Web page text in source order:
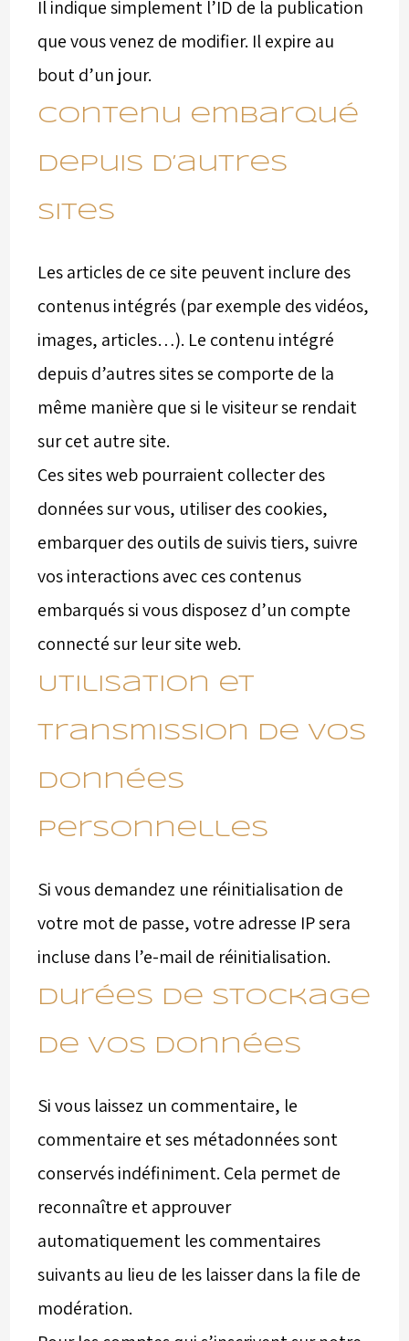
Il indique simplement l’ID de la publication
que vous venez de modifier. Il expire au
bout d’un jour.
Contenu embarqué
depuis d’autres
sites
Les articles de ce site peuvent inclure des
contenus intégrés (par exemple des vidéos,
images, articles…). Le contenu intégré
depuis d’autres sites se comporte de la
même manière que si le visiteur se rendait
sur cet autre site.
Ces sites web pourraient collecter des
données sur vous, utiliser des cookies,
embarquer des outils de suivis tiers, suivre
vos interactions avec ces contenus
embarqués si vous disposez d’un compte
connecté sur leur site web.
Utilisation et
transmission de vos
données
personnelles
Si vous demandez une réinitialisation de
votre mot de passe, votre adresse IP sera
incluse dans l’e-mail de réinitialisation.
Durées de stockage
de vos données
Si vous laissez un commentaire, le
commentaire et ses métadonnées sont
conservés indéfiniment. Cela permet de
reconnaître et approuver
automatiquement les commentaires
suivants au lieu de les laisser dans la file de
modération.